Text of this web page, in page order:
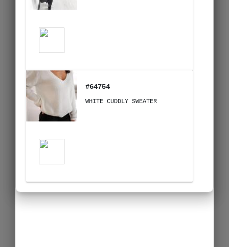
#64754
WHITE CUDDLY SWEATER